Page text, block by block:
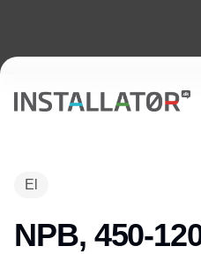
El
NPB, 450-